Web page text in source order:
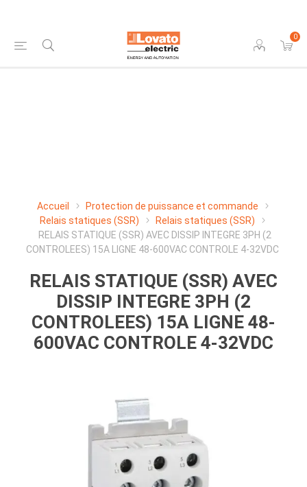
0
Accueil
Protection de puissance et commande
Relais statiques (SSR)
Relais statiques (SSR)
RELAIS STATIQUE (SSR) AVEC DISSIP INTEGRE 3PH (2
CONTROLEES) 15A LIGNE 48-600VAC CONTROLE 4-32VDC
RELAIS STATIQUE (SSR) AVEC
DISSIP INTEGRE 3PH (2
CONTROLEES) 15A LIGNE 48-
600VAC CONTROLE 4-32VDC